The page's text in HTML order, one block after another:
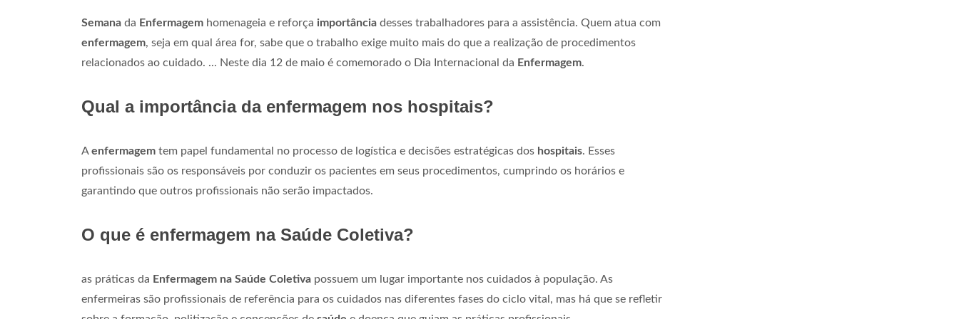
Semana da Enfermagem homenageia e reforça importância desses trabalhadores para a assistência. Quem atua com
enfermagem, seja em qual área for, sabe que o trabalho exige muito mais do que a realização de procedimentos
relacionados ao cuidado. ... Neste dia 12 de maio é comemorado o Dia Internacional da Enfermagem.
Qual a importância da enfermagem nos hospitais?
Aenfermagem tem papel fundamental no processo de logística e decisões estratégicas dos hospitais. Esses
profissionais são os responsáveis por conduzir os pacientes em seus procedimentos, cumprindo os horários e
garantindo que outros profissionais não serão impactados.
O que é enfermagem na Saúde Coletiva?
as práticas da Enfermagem na Saúde Coletiva possuem um lugar importante nos cuidados à população. As
enfermeiras são profissionais de referência para os cuidados nas diferentes fases do ciclo vital, mas há que se refletir